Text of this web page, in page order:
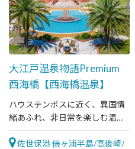
大江戸温泉物語Premium
西海橋【西海橋温泉】
ハウステンボスに近く、異国情
緒あふれ、非日常を楽しむ温泉
宿
佐世保港 俵ヶ浦半島/高後崎/